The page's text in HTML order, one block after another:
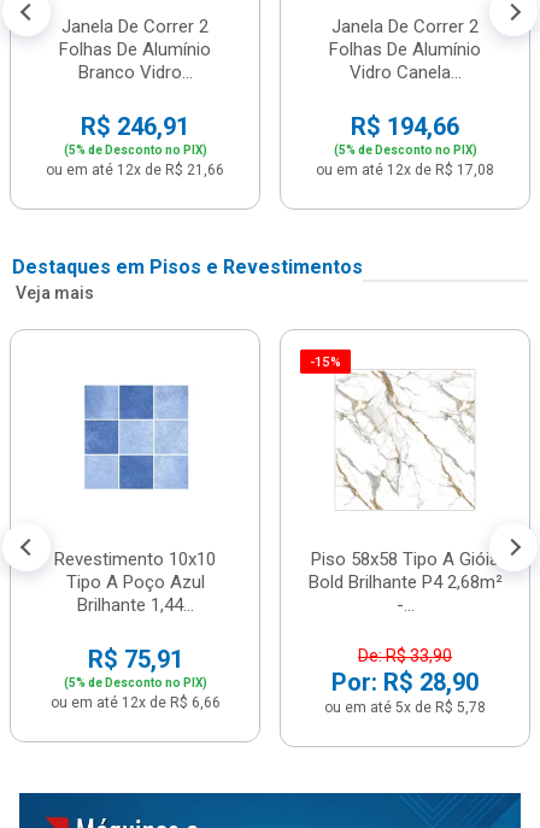
Janela De Correr 2
Folhas De Alumínio
Branco Vidro...
R$ 246,91
(5% de Desconto no PIX)
ou em até 12x de R$ 21,66
Janela De Correr 2
Folhas De Alumínio
Vidro Canela...
R$ 194,66
(5% de Desconto no PIX)
ou em até 12x de R$ 17,08
Destaques em Pisos e Revestimentos
Veja mais
Revestimento 10x10
Tipo A Poço Azul
Brilhante 1,44...
R$ 75,91
(5% de Desconto no PIX)
ou em até 12x de R$ 6,66
-15%
Piso 58x58 Tipo A Gióia
Bold Brilhante P4 2,68m²
-...
De: R$ 33,90
Por: R$ 28,90
ou em até 5x de R$ 5,78